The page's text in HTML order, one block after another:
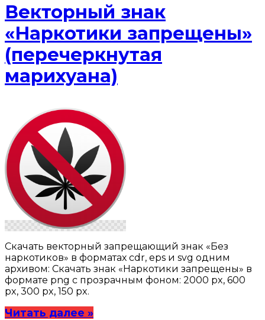
Векторный знак
«Наркотики запрещены»
(перечеркнутая
марихуана)
Скачать векторный запрещающий знак «Без
наркотиков» в форматах cdr, eps и svg одним
архивом: Скачать знак «Наркотики запрещены» в
формате png с прозрачным фоном: 2000 px, 600
px, 300 px, 150 px.
Читать далее »